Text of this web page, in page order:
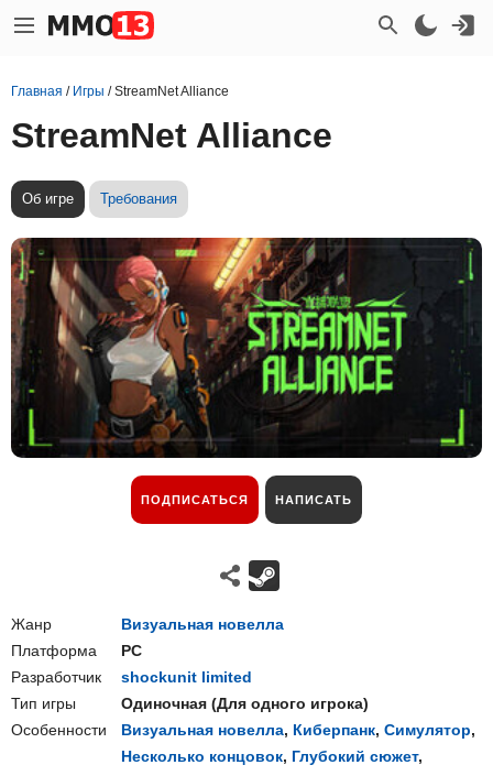
Главная / Игры /StreamNet Alliance
StreamNet Alliance
Об игре Требования
ПОДПИСАТЬСЯ НАПИСАТЬ
Жанр
Визуальная новелла
Платформа
PC
Разработчик
shockunit limited
Тип игры
Одиночная (Для одного игрока)
Особенности
Визуальная новелла, Киберпанк, Симулятор,
Несколько концовок, Глубокий сюжет,